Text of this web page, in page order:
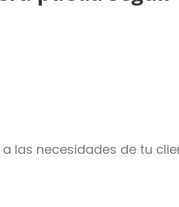
las necesidades de tu